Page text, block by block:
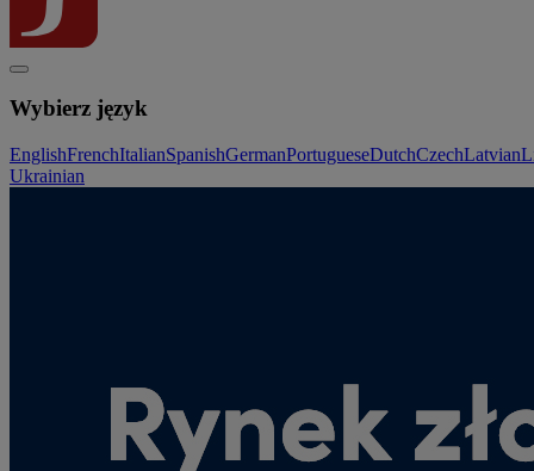
Wybierz język
EnglishFrenchItalianSpanishGermanPortugueseDutchCzechLatvian
Ukrainian